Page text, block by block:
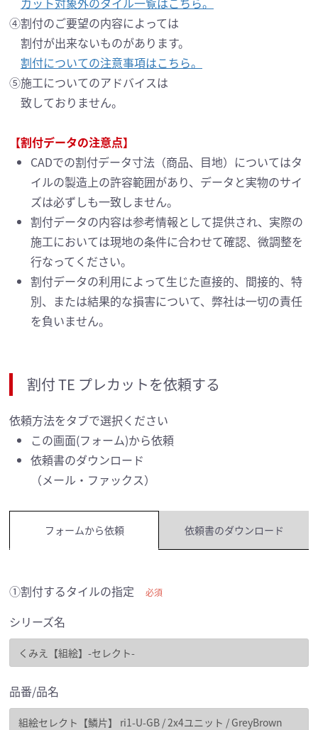
④割付のご要望の内容によっては
割付が出来ないものがあります。
割付についての注意事項はこちら。
⑤施工についてのアドバイスは
致しておりません。
【割付データの注意点】
CADでの割付データ寸法（商品、目地）についてはタ
イルの製造上の許容範囲があり、 データと実物のサイ
ズは必ずしも一致しません。
割付データの内容は参考情報として提供され、実際の
施工においては現地の条件に合わせて確認、 微調整を
行なってください。
割付データの利用によって生じた直接的、間接的、特
別、または結果的な損害について、 弊社は一切の責任
を負いません。
割付 TE プレカットを依頼する
依頼方法をタブで選択ください
この画面(フォーム)から依頼
依頼書のダウンロード
（メール・ファックス）
フォームから依頼 依頼書のダウンロード
①割付するタイルの指定 必須
シリーズ名
品番/品名